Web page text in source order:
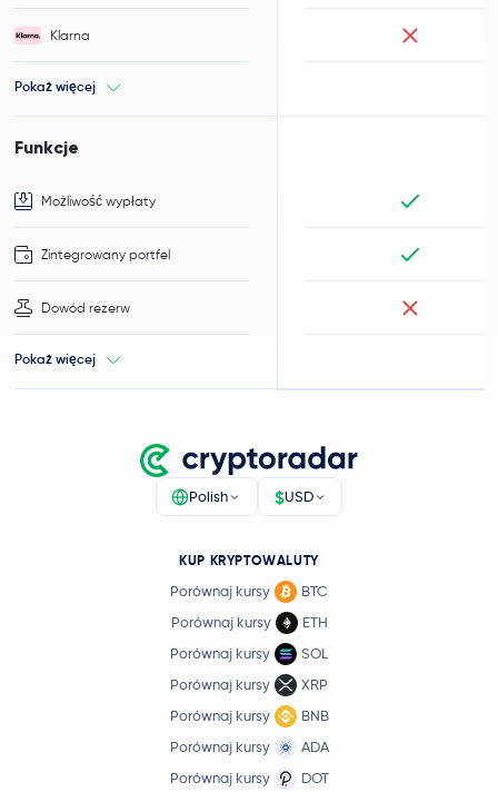
Klarna
Pokaż więcej
Funkcje
Możliwość wypłaty
Zintegrowany portfel
Dowód rezerw
Pokaż więcej
Polish $USD
KUP KRYPTOWALUTY
Porównaj kursy
BTC
Porównaj kursy
ETH
Porównaj kursy
SOL
Porównaj kursy
XRP
Porównaj kursy
BNB
Porównaj kursy
ADA
Porównaj kursy
DOT